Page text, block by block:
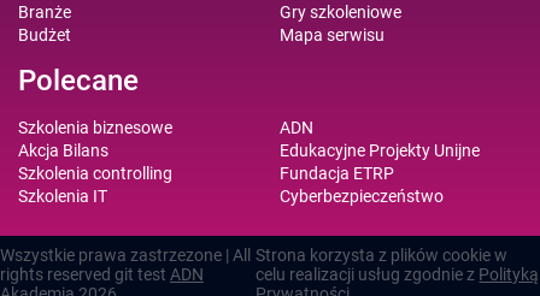
Branże
Budżet
Gry szkoleniowe
Mapa serwisu
Polecane
Szkolenia biznesowe
Akcja Bilans
Szkolenia controlling
Szkolenia IT
ADN
Edukacyjne Projekty Unijne
Fundacja ETRP
Cyberbezpieczeństwo
Wszystkie prawa zastrzezone | All
rights reserved git test ADN
Strona korzysta z plików cookie w
celu realizacji usług zgodnie z Polityką